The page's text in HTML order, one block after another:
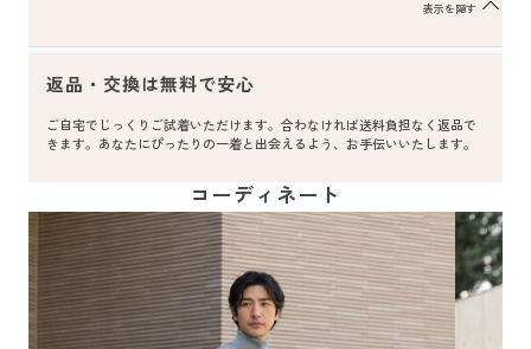
表示を隠す
返品・交換は無料で安心
ご自宅でじっくりご試着いただけます。合わなければ送料負担なく返品で
きます。あなたにぴったりの一着と出会えるよう、お手伝いいたします。
コーディネート